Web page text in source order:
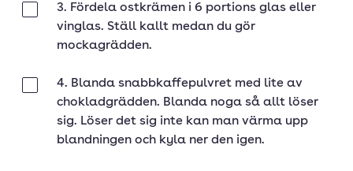
3. Fördela ostkrämen i 6 portions glas eller
vinglas. Ställ kallt medan du gör
mockagrädden.
4. Blanda snabbkaffepulvret med lite av
chokladgrädden. Blanda noga så allt löser
sig. Löser det sig inte kan man värma upp
blandningen och kyla ner den igen.